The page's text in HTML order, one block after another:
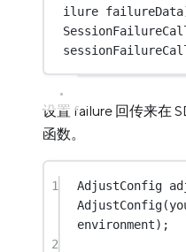
ilure
设置 failure 回传来在
函数。
1 AdjustConfig
AdjustConfig
environment);
2